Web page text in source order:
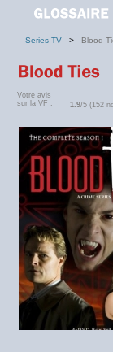
Series TV > Blood
Votre avis
sur la VF :
1.9/5 (152